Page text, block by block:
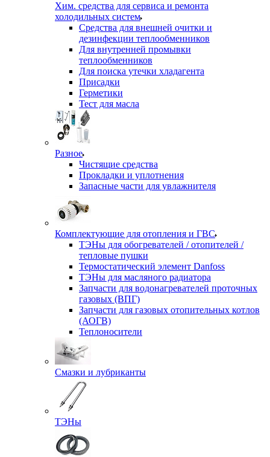
Хим. средства для сервиса и ремонта
холодильных систем
Средства для внешней очитки и
дезинфекции теплообменников
Для внутренней промывки
теплообменников
Для поиска утечки хладагента
Присадки
Герметики
Тест для масла
Разное
Чистящие средства
Прокладки и уплотнения
Запасные части для увлажнителя
Комплектующие для отопления и ГВС
ТЭНы для обогревателей / отопителей /
тепловые пушки
Термостатический элемент Danfoss
ТЭНы для масляного радиатора
Запчасти для водонагревателей проточных
газовых (ВПГ)
Запчасти для газовых отопительных котлов
(АОГВ)
Теплоносители
Смазки и лубриканты
ТЭНы